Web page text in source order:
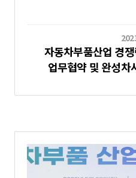
자동차부품산업 경
업무협약 및 완성차